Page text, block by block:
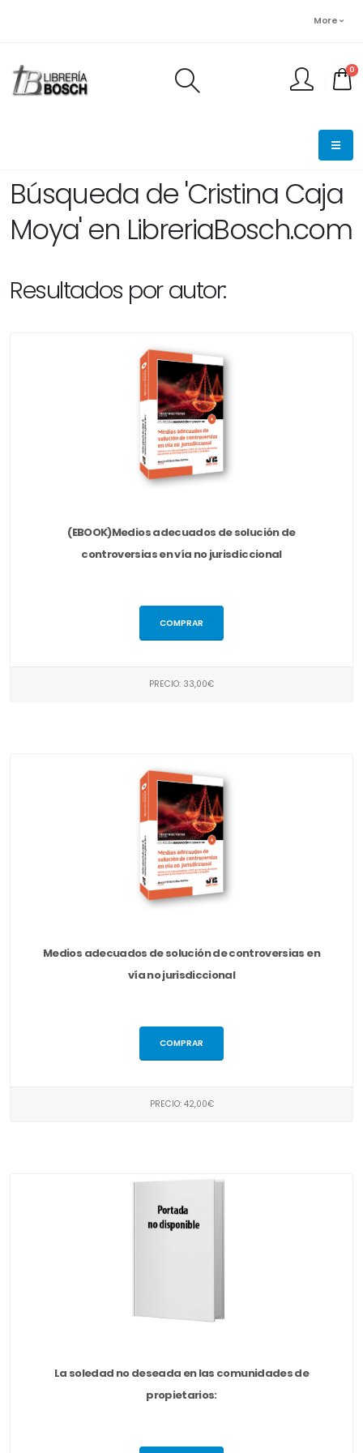
More
0
Búsqueda de 'Cristina Caja
Moya' en LibreriaBosch.com
Resultados por autor:
(EBOOK)Medios adecuados de solución de
controversias en vía no jurisdiccional
COMPRAR
PRECIO: 33,00€
Medios adecuados de solución de controversias en
vía no jurisdiccional
COMPRAR
PRECIO: 42,00€
La soledad no deseada en las comunidades de
propietarios: